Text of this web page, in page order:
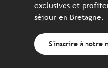
exclusives et
séjour en Bretagne.
S'inscrire à notre